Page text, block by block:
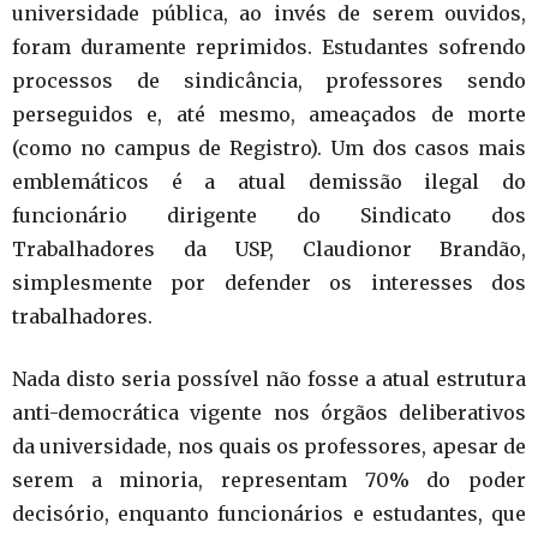
universidade pública, ao invés de serem ouvidos,
foram duramente reprimidos. Estudantes sofrendo
processos de sindicância, professores sendo
perseguidos e, até mesmo, ameaçados de morte
(como no campus de Registro). Um dos casos mais
emblemáticos é a atual demissão ilegal do
funcionário dirigente do Sindicato dos
Trabalhadores da USP, Claudionor Brandão,
simplesmente por defender os interesses dos
trabalhadores.
Nada disto seria possível não fosse a atual estrutura
anti-democrática vigente nos órgãos deliberativos
da universidade, nos quais os professores, apesar de
serem a minoria, representam 70% do poder
decisório, enquanto funcionários e estudantes, que